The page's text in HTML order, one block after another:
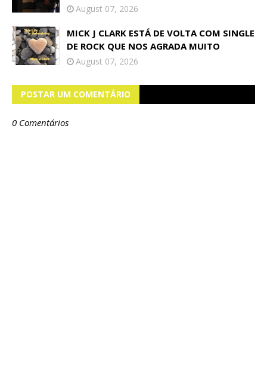
August 07, 2026
MICK J CLARK ESTÁ DE VOLTA COM SINGLE
DE ROCK QUE NOS AGRADA MUITO
August 07, 2026
POSTAR UM COMENTÁRIO
0 Comentários